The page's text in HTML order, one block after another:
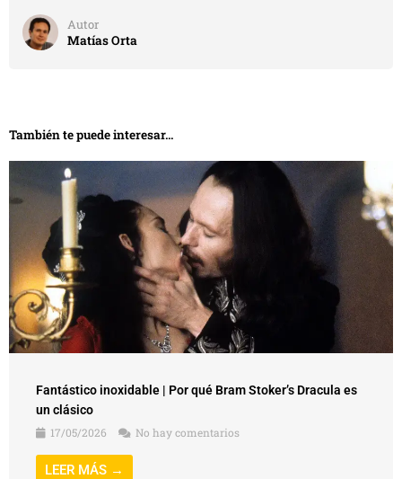
Autor
Matías Orta
También te puede interesar...
Fantástico inoxidable | Por qué Bram Stoker’s Dracula es
un clásico
17/05/2026
No hay comentarios
LEER MÁS →